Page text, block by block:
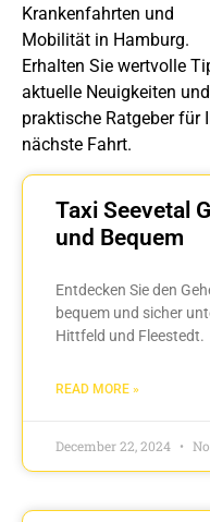
Krankenfahrten und
Mobilität in Hamburg.
Erhalten Sie wertvolle
aktuelle Neuigkeiten und
praktische Ratgeber für
nächste Fahrt.
Taxi Seevetal
und Bequem
Entdecken Sie den
bequem und sicher
Hittfeld und Fleestedt.
READ MORE »
December 22, 2024